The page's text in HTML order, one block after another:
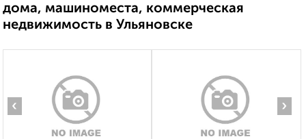
дома, машиноместа, коммерческая
недвижимость в Ульяновске
‹ ›